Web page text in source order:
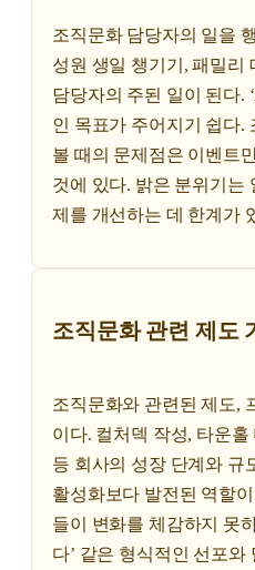
조직문화 담당자의 일을
성원 생일 챙기기, 패밀리
담당자의 주된 일이 된다.
인 목표가 주어지기 쉽다.
볼 때의 문제점은 이벤트
것에 있다. 밝은 분위기는
제를 개선하는 데 한계가
조직문화 관련 제도
조직문화와 관련된 제도,
이다. 컬처덱 작성, 타운
등 회사의 성장 단계와 규
활성화보다 발전된 역할
들이 변화를 체감하지 못
다’ 같은 형식적인 선포